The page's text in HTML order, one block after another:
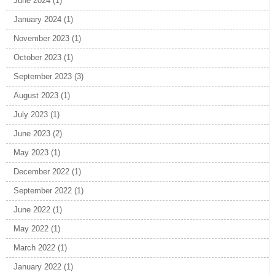
January 2024 (1)
November 2023 (1)
October 2023 (1)
September 2023 (3)
August 2023 (1)
July 2023 (1)
June 2023 (2)
May 2023 (1)
December 2022 (1)
September 2022 (1)
June 2022 (1)
May 2022 (1)
March 2022 (1)
January 2022 (1)